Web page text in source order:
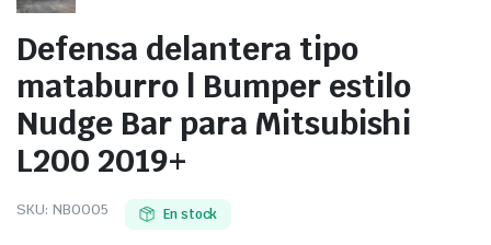
Defensa delantera tipo
mataburro | Bumper estilo
Nudge Bar para Mitsubishi
L200 2019+
SKU: NB0005 En stock